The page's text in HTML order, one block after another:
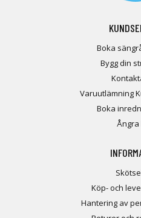
Boka
Bygg din
Varuutlämning
Boka
Ångra
Köp- och
Hantering av